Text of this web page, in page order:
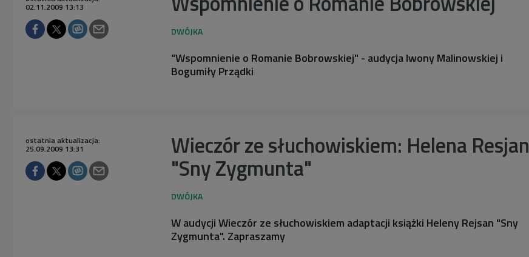
02.11.2009 13:13
"Wspomnienie o Romanie Bobrowskiej" - audycja Iwony Malinowskiej i
Bogumiły Prządki
Wieczór ze słuchowiskiem: Helena Resjan
"Sny Zygmunta"
ostatnia aktualizacja:
25.09.2009 13:31
W audycji Wieczór ze słuchowiskiem adaptacji książki Heleny Rejsan "Sny
Zygmunta". Zapraszamy